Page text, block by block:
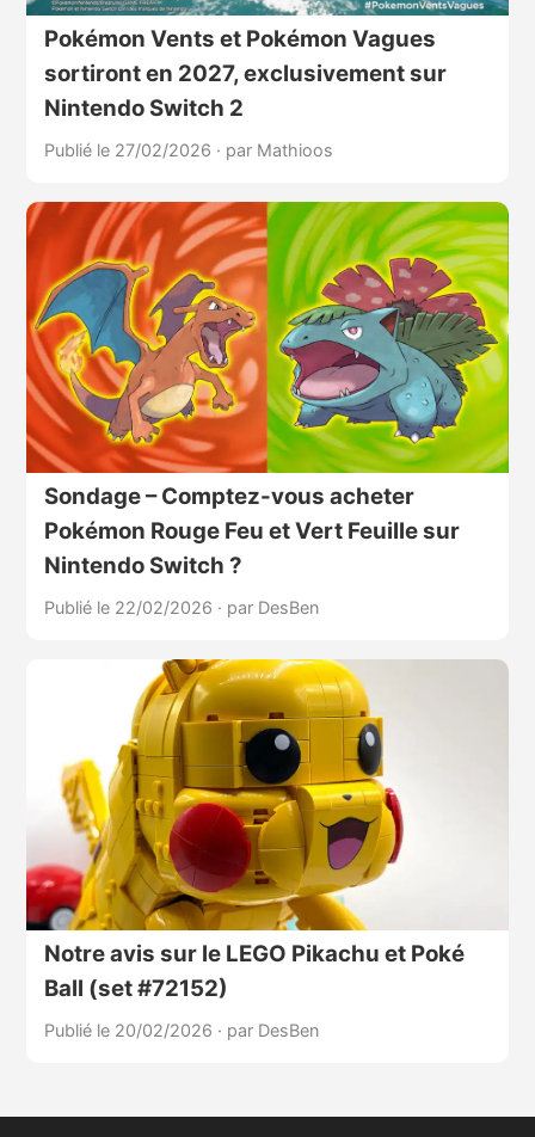
Pokémon Vents et Pokémon Vagues
sortiront en 2027, exclusivement sur
Nintendo Switch 2
Publié le 27/02/2026 · par Mathioos
Sondage – Comptez-vous acheter
Pokémon Rouge Feu et Vert Feuille sur
Nintendo Switch ?
Publié le 22/02/2026 · par DesBen
Notre avis sur le LEGO Pikachu et Poké
Ball (set #72152)
Publié le 20/02/2026 · par DesBen